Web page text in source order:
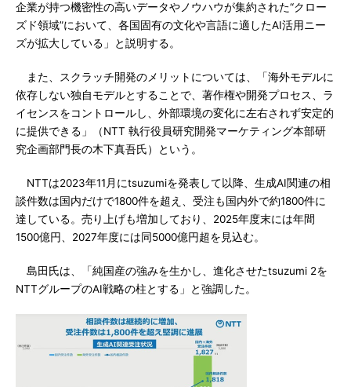
企業が持つ機密性の高いデータやノウハウが集約された“クロー
ズド領域”において、各国固有の文化や言語に適したAI活用ニー
ズが拡大している」と説明する。
また、スクラッチ開発のメリットについては、「海外モデルに
依存しない独自モデルとすることで、著作権や開発プロセス、ラ
イセンスをコントロールし、外部環境の変化に左右されず安定的
に提供できる」（NTT 執行役員研究開発マーケティング本部研
究企画部門長の木下真吾氏）という。
NTTは2023年11月にtsuzumiを発表して以降、生成AI関連の相
談件数は国内だけで1800件を超え、受注も国内外で約1800件に
達している。売り上げも増加しており、2025年度末には年間
1500億円、2027年度には同5000億円超を見込む。
島田氏は、「純国産の強みを生かし、進化させたtsuzumi 2を
NTTグループのAI戦略の柱とする」と強調した。